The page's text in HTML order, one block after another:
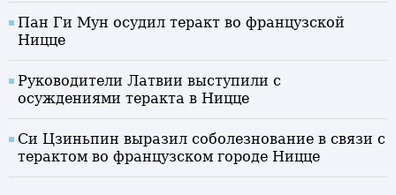
Пан Ги Мун осудил теракт во французской
Ницце
Руководители Латвии выступили с
осуждениями теракта в Ницце
Си Цзиньпин выразил соболезнование в связи с
терактом во французском городе Ницце